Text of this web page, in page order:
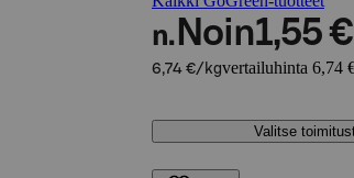
n. Noin1,55 €
6,74 €/kgvertailuhinta 6,74
Valitse